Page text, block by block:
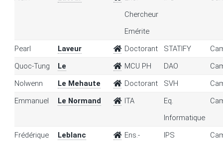
Chercheur
Emérite
Pearl Laveur Doctorant STATIFY
Quoc-Tung
Le MCU PH DAO
Nolwenn
Le Mehaute Doctorant SVH
Emmanuel
Le Normand ITA
Eq.
Informatique
Frédérique Leblanc
Ens.-
IPS